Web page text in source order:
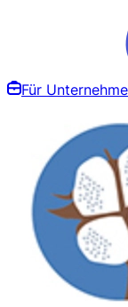
Für